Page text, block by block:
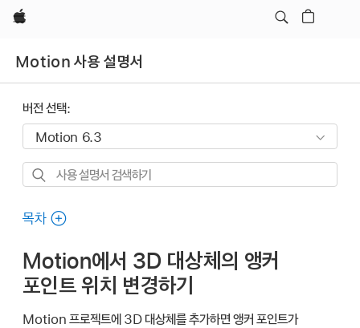
Apple
Motion 사용 설명서
버전 선택:
사용
검색하기
목차
Motion에서 3D 대상체의 앵커
포인트 위치 변경하기
Motion 프로젝트에 3D 대상체를 추가하면 앵커 포인트가